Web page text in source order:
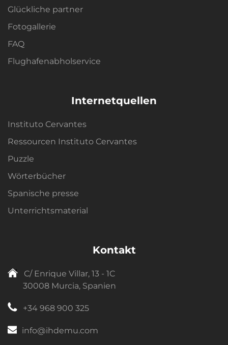
Glückliche partner
Fotogallerie
FAQ
Flughafenabholservice
Internetquellen
Instituto Cervantes
Ressourcen Instituto Cervantes
Puzzle
Wörterbücher
Spanische presse
Unterrichtsmaterial
Kontakt
C/ Enrique Villar, 13 - 1C
30008 Murcia, Spanien
+34 968 900 325
info@ihdemu.com